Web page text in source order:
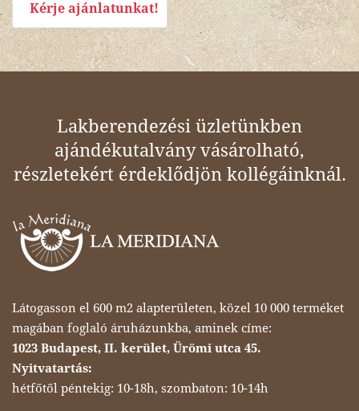
Kérje ajánlatunkat!
Lakberendezési üzletünkben
ajándékutalvány vásárolható,
részletekért érdeklődjön kollégáinknál.
Látogasson el 600 m2 alapterületen, közel 10 000 terméket
magában foglaló áruházunkba, aminek címe:
1023 Budapest, II. kerület, Ürömi utca 45.
Nyitvatartás:
hétfőtől péntekig: 10-18h, szombaton: 10-14h